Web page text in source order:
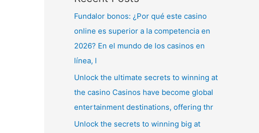
Fundalor bonos: ¿Por qué este casino
online es superior a la competencia en
2026? En el mundo de los casinos en
línea, l
Unlock the ultimate secrets to winning at
the casino Casinos have become global
entertainment destinations, offering thr
Unlock the secrets to winning big at